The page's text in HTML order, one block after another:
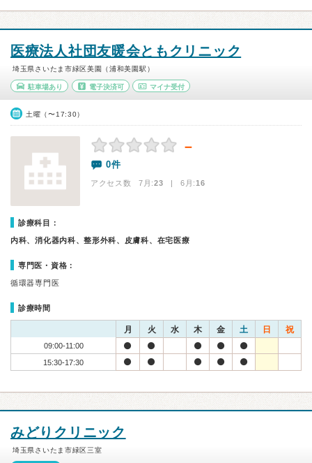
医療法人社団友暖会ともクリニック
埼玉県さいたま市緑区美園（浦和美園駅）
駐車場あり 電子決済可 マイナ受付
土曜（〜17:30）
－
0件
アクセス数 7月:23 | 6月:16
診療科目：
内科、消化器内科、整形外科、皮膚科、在宅医療
専門医・資格：
循環器専門医
診療時間
月 火 水 木 金 土 日 祝
09:00-11:00
15:30-17:30
みどりクリニック
埼玉県さいたま市緑区三室